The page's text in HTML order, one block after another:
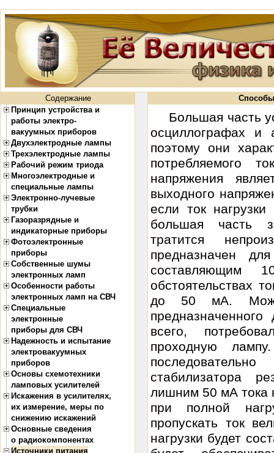
Содержание
Принцип устройства и
работы электро-
вакуумных приборов
Двухэлектродные лампы
Трехэлектродные лампы
Рабочий режим триода
Многоэлектродные и
специальные лампы
Электронно-лучевые
трубки
Газоразрядные и
индикаторные приборы
Фотоэлектронные
приборы
Собственные шумы
электронных ламп
Особенности работы
электронных ламп на СВЧ
Специальные
электронные
приборы для СВЧ
Надежность и испытание
электровакуумных
приборов
Основы схемотехники
ламповых усилителей
Искажения в усилителях,
их измерение, меры по
снижению искажений
Основные сведения
о радиокомпонентах
Источники питания
Способы
Большая часть
осциллографах и
поэтому они
потребляемого
напряжения
выходного
если ток
большая часть
тратится
предназначен
составляющим
обстоятельствах
до 50 мА. Можно
всего,
проходную
стабилизатора
лишним 50 мА тока
при полной
пропускать ток
нагрузки будет